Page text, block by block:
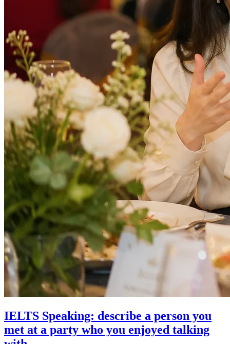
IELTS Speaking: describe a person you
met at a party who you enjoyed talking